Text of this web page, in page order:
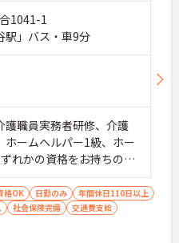
1041-1
駅」バス・車9分
職員実務者研修、介護
ホームヘルパー1級、ホー
れかの資格をお持ちの方
応相談
格OK 日勤のみ
年間休日110日以上
社会保険完備
交通費支給